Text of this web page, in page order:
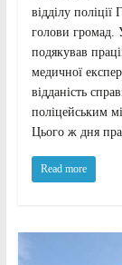
відділу
голови громад.
подякував
медичної
відданість
поліцейським
Цього ж дня
Read more